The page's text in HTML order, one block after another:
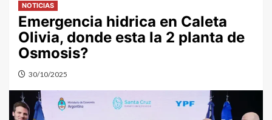
NOTICIAS
Emergencia hidrica en Caleta
Olivia, donde esta la 2 planta de
Osmosis?
30/10/2025